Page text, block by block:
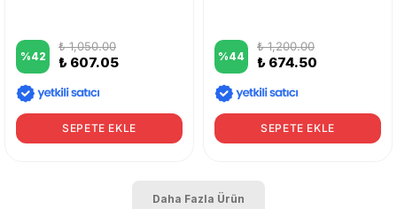
%42
₺ 1,050.00
₺ 607.05
SEPETE EKLE
%44
₺ 1,200.00
₺ 674.50
SEPETE EKLE
Daha Fazla Ürün